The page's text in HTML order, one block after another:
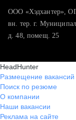
ООО «Хэдхантер»,
вн. тер. г.
д. 48, помещ. 25
HeadHunter
Размещение вакансий
Поиск по резюме
О компании
Наши вакансии
Реклама на сайте